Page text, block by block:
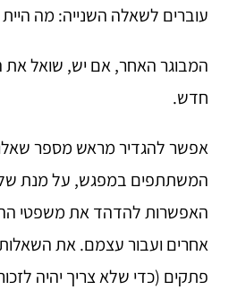
עוברים לשאלה השנייה: מה היית
המבוגר האחר, אם יש, שואל
חדש.
אפשר להגדיר מראש מספר
המשתתפים במפגש, על מנת
האפשרות להדהד את משפטי
אחרים ועבור עצמם. את
פתקים (כדי שלא צריך יהיה